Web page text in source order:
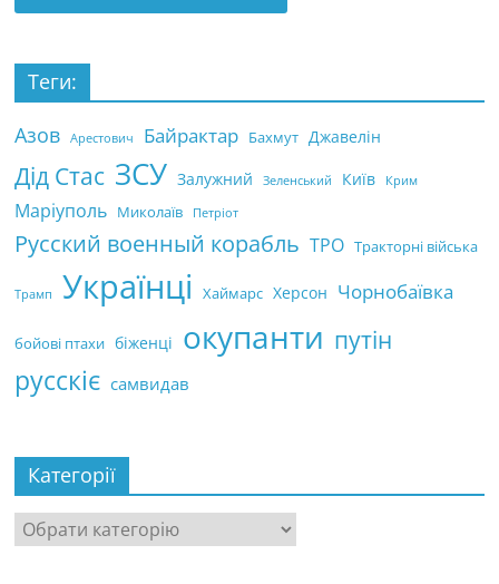
Теги:
Азов
Арестович Байрактар Бахмут Джавелін
Дід Стас ЗСУ Залужний Зеленський Київ Крим
Маріуполь Миколаїв Петріот
Русский военный корабль ТРО Тракторні війська
Трамп Українці Хаймарс Херсон Чорнобаївка
бойові птахи біженці окупанти путін
русскіє самвидав
Категорії